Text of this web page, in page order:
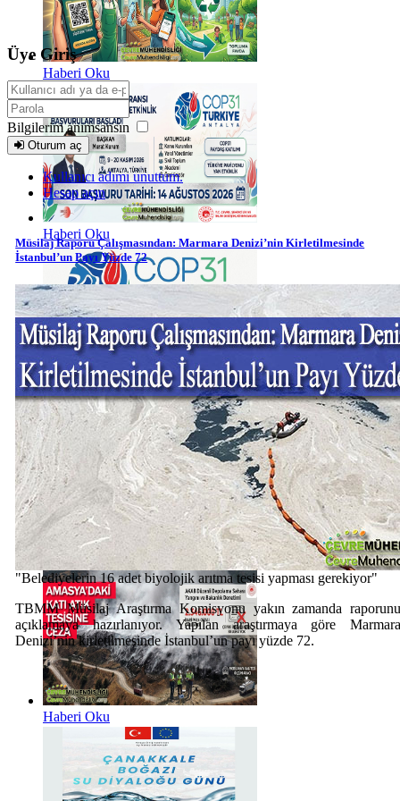
Haberi Oku
Haberi Oku
Haberi Oku
Haberi Oku
Haberi Oku
Üye Giriş
Bilgilerim anımsansın
Oturum aç
Kullanıcı adımı unuttum.
Hesap açın
Müsilaj Raporu Çalışmasından: Marmara Denizi’nin Kirletilmesinde
İstanbul’un Payı Yüzde 72
"Belediyelerin 16 adet biyolojik arıtma tesisi yapması gerekiyor"
TBMM Müsilaj Araştırma Komisyonu yakın zamanda
açıklamaya hazırlanıyor. Yapılan araştırmaya göre
Denizi’nin kirletilmesinde İstanbul’un payı yüzde 72.